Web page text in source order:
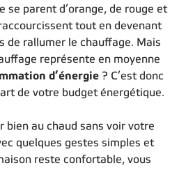
se parent d’orange, de rouge et
tout en devenant
de rallumer le chauffage. Mais
représente en moyenne
d’énergie ? C’est donc
de votre budget énergétique.
bien au chaud sans voir votre
quelques gestes simples et
reste confortable, vous